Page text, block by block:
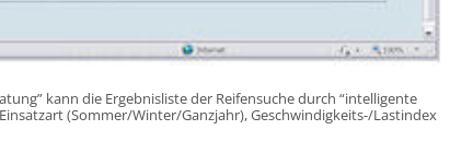
kann die Ergebnisliste der Reifensuche durch “intelligente
(Sommer/Winter/Ganzjahr), Geschwindigkeits-/Lastindex